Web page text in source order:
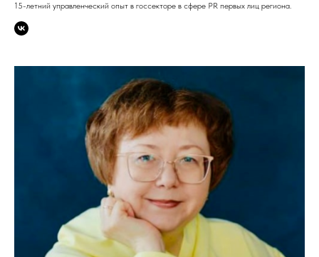
15-летний управленческий опыт в госсекторе в сфере PR первых лиц региона.